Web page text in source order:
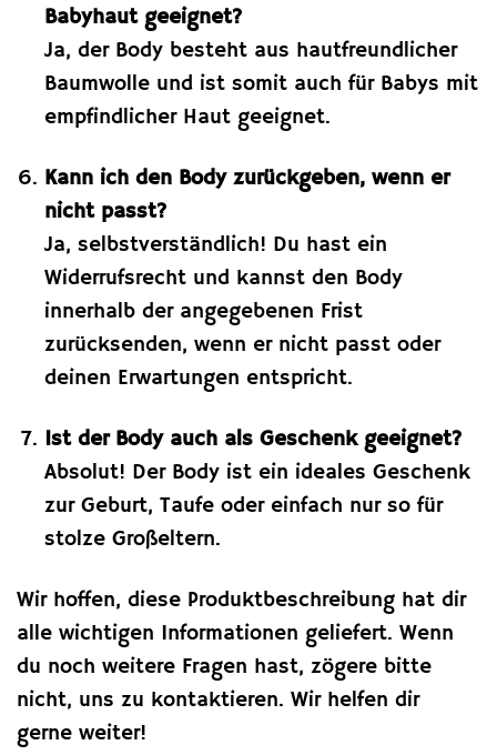
Babyhaut geeignet?
Ja, der Body besteht aus hautfreundlicher
Baumwolle und ist somit auch für Babys mit
empfindlicher Haut geeignet.
Kann ich den Body zurückgeben, wenn er
nicht passt?
Ja, selbstverständlich! Du hast ein
Widerrufsrecht und kannst den Body
innerhalb der angegebenen Frist
zurücksenden, wenn er nicht passt oder
deinen Erwartungen entspricht.
Ist der Body auch als Geschenk geeignet?
Absolut! Der Body ist ein ideales Geschenk
zur Geburt, Taufe oder einfach nur so für
stolze Großeltern.
Wir hoffen, diese Produktbeschreibung hat dir
alle wichtigen Informationen geliefert. Wenn
du noch weitere Fragen hast, zögere bitte
nicht, uns zu kontaktieren. Wir helfen dir
gerne weiter!